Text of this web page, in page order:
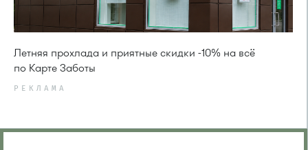
Летняя прохлада и приятные скидки -10% на всё
по Карте Заботы
РЕКЛАМА